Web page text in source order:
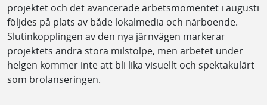
projektet och det avancerade arbetsmomentet i augusti
följdes på plats av både lokalmedia och närboende.
Slutinkopplingen av den nya järnvägen markerar
projektets andra stora milstolpe, men arbetet under
helgen kommer inte att bli lika visuellt och spektakulärt
som brolanseringen.